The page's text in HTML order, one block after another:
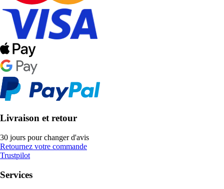
Livraison et retour
30 jours pour changer d'avis
Retournez votre commande
Trustpilot
Services